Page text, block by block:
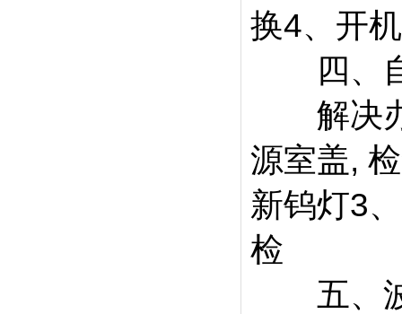
换4、开
四、自
解决办
源室盖,
新钨灯3
检
五、波